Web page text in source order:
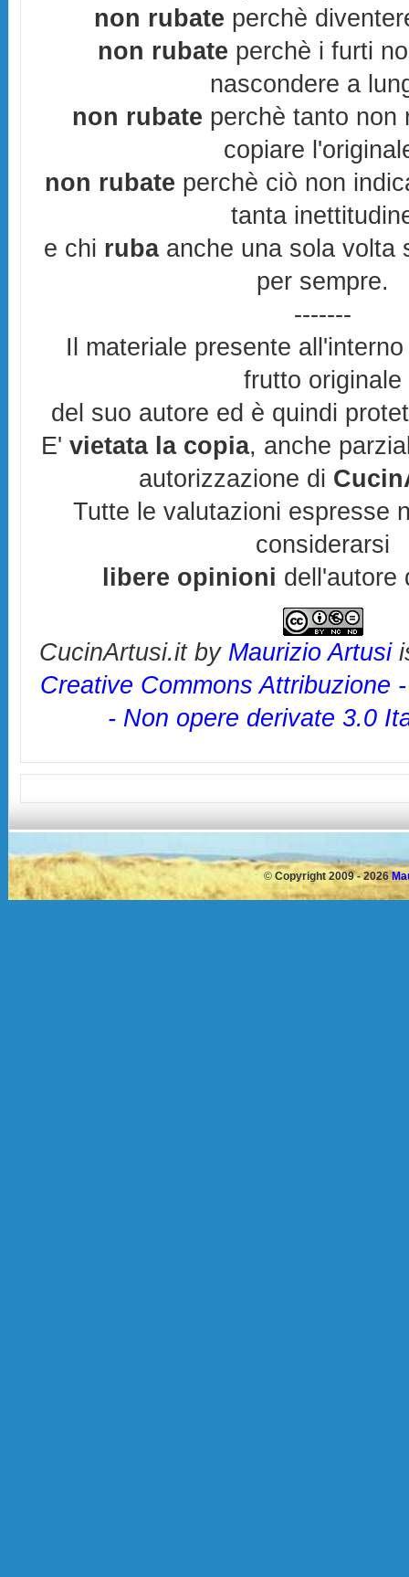
non rubate perchè
non rubate perchè i furti
nascondere a
non rubate perchè tanto non
copiare
non rubate perchè ciò non
tanta
e chi rubaanche una sola volta
per sempre.
-------
Il materiale presente
frutto originale
del suo autore ed è quindi
E'vietata la copia, anche
autorizzazione di
Tutte le valutazioni espresse
considerarsi
libere opinioni dell'autore
CucinArtusi.itby Maurizio Artusi
Creative Commons Attribuzione
- Non opere derivate 3.0
© Copyright 2009 - 2026